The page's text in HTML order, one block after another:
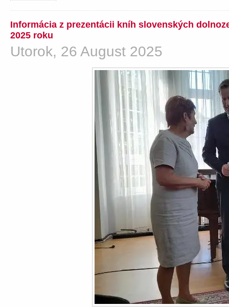
Informácia z prezentácii kníh slovenských
2025 roku
Utorok, 26 August 2025